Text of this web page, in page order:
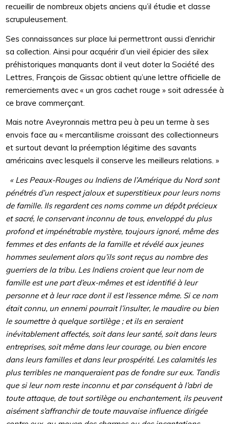
recueillir de nombreux objets anciens qu’il étudie et classe
scrupuleusement.
Ses connaissances sur place lui permettront aussi d’enrichir
sa collection. Ainsi pour acquérir d’un vieil épicier des silex
préhistoriques manquants dont il veut doter la Société des
Lettres, François de Gissac obtient qu’une lettre officielle de
remerciements avec « un gros cachet rouge » soit adressée à
ce brave commerçant.
Mais notre Aveyronnais mettra peu à peu un terme à ses
envois face au « mercantilisme croissant des collectionneurs
et surtout devant la préemption légitime des savants
américains avec lesquels il conserve les meilleurs relations. »
« Les Peaux-Rouges ou Indiens de l’Amérique du Nord sont
pénétrés d’un respect jaloux et superstitieux pour leurs noms
de famille. Ils regardent ces noms comme un dépôt précieux
et sacré, le conservant inconnu de tous, enveloppé du plus
profond et impénétrable mystère, toujours ignoré, même des
femmes et des enfants de la famille et révélé aux jeunes
hommes seulement alors qu’ils sont reçus au nombre des
guerriers de la tribu. Les Indiens croient que leur nom de
famille est une part d’eux-mêmes et est identifié à leur
personne et à leur race dont il est l’essence même. Si ce nom
était connu, un ennemi pourrait l’insulter, le maudire ou bien
le soumettre à quelque sortilège ; et ils en seraient
inévitablement affectés, soit dans leur santé, soit dans leurs
entreprises, soit même dans leur courage, ou bien encore
dans leurs familles et dans leur prospérité. Les calamités les
plus terribles ne manqueraient pas de fondre sur eux. Tandis
que si leur nom reste inconnu et par conséquent à l’abri de
toute attaque, de tout sortilège ou enchantement, ils peuvent
aisément s’affranchir de toute mauvaise influence dirigée